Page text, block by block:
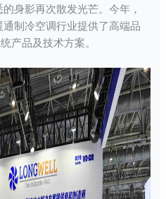
身影再次散发光芒。今年，
制冷空调行业提供了高端品
产品及技术方案。